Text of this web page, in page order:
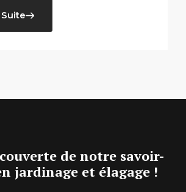
de notre savoir-
jardinage et élagage !